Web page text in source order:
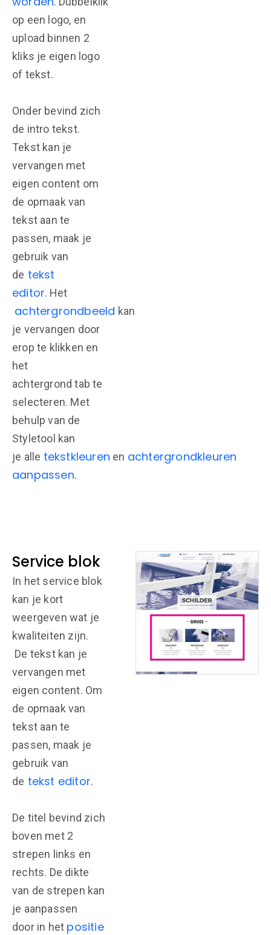
op een logo, en
upload binnen 2
kliks je eigen logo
of tekst.
Onder bevind zich
de intro tekst.
Tekst kan je
vervangen met
eigen content om
de opmaak van
tekst aan te
passen, maak je
gebruik van
de tekst
editor. Het
achtergrondbeeld kan
je vervangen door
erop te klikken en
het
achtergrond tab te
selecteren. Met
behulp van de
Styletool kan
je alle tekstkleuren en achtergrondkleuren
aanpassen.
Service blok
In het service blok
kan je kort
weergeven wat je
kwaliteiten zijn.
De tekst kan je
vervangen met
eigen content. Om
de opmaak van
tekst aan te
passen, maak je
gebruik van
de tekst editor.
De titel bevind zich
boven met 2
strepen links en
rechts. De dikte
van de strepen kan
je aanpassen
door in het positie